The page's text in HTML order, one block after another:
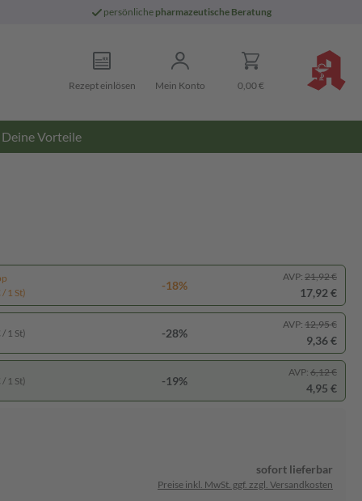
persönliche pharmazeutische Beratung
Rezept einlösen Mein Konto 0,00 €
Deine Vorteile
1 St)
-18%
AVP: 21,92 €
17,92 €
1 St) -28%
AVP: 12,95 €
9,36 €
1 St) -19%
AVP: 6,12 €
4,95 €
sofort lieferbar
Preise inkl. MwSt. ggf. zzgl. Versandkosten